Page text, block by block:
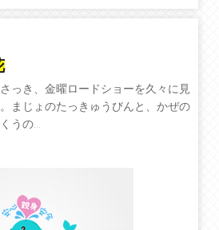
っき、金曜ロードショーを久々に見
まじょのたっきゅうびんと、かぜの
うの...